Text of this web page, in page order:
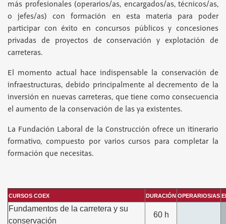
más profesionales (operarios/as, encargados/as, técnicos/as,
o jefes/as) con formación en esta materia para poder
participar con éxito en concursos públicos y concesiones
privadas de proyectos de conservación y explotación de
carreteras.
El momento actual hace indispensable la conservación de
infraestructuras, debido principalmente al decremento de la
inversión en nuevas carreteras, que tiene como consecuencia
el aumento de la conservación de las ya existentes.
La Fundación Laboral de la Construcción ofrece un itinerario
formativo, compuesto por varios cursos para completar la
formación que necesitas.
CURSOS COEX DURACIÓN OPERARIOS/AS
Fundamentos de la carretera y su
conservación
60 h